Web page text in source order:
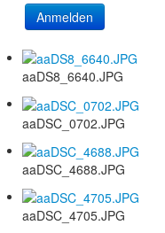
Anmelden
aaDS8_6640.JPG
aaDSC_0702.JPG
aaDSC_4688.JPG
aaDSC_4705.JPG